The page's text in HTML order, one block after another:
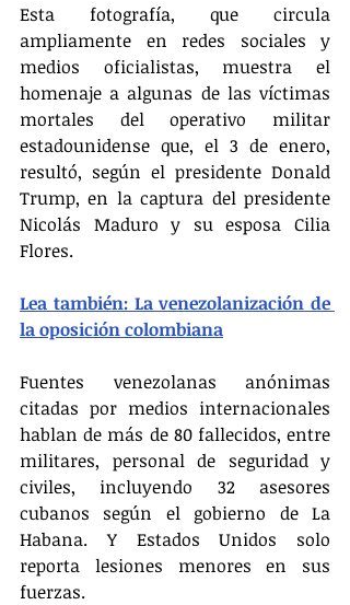
Esta fotografía, que circula
ampliamente en redes sociales y
medios oficialistas, muestra el
homenaje a algunas de las víctimas
mortales del operativo militar
estadounidense que, el 3 de enero,
resultó, según el presidente Donald
Trump, en la captura del presidente
Nicolás Maduro y su esposa Cilia
Flores.
Lea también: La venezolanización de
la oposición colombiana
Fuentes venezolanas anónimas
citadas por medios internacionales
hablan de más de 80 fallecidos, entre
militares, personal de seguridad y
civiles, incluyendo 32 asesores
cubanos según el gobierno de La
Habana. Y Estados Unidos solo
reporta lesiones menores en sus
fuerzas.